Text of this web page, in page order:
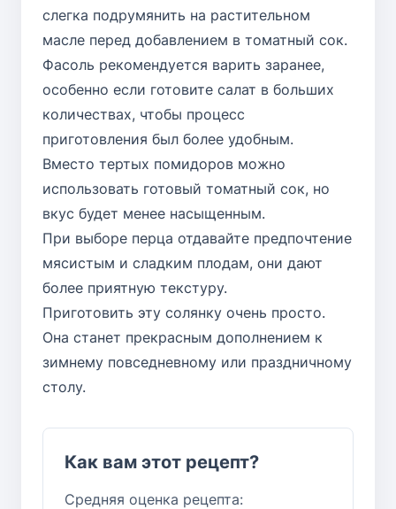
слегка подрумянить на растительном
масле перед добавлением в томатный сок.
Фасоль рекомендуется варить заранее,
особенно если готовите салат в больших
количествах, чтобы процесс
приготовления был более удобным.
Вместо тертых помидоров можно
использовать готовый томатный сок, но
вкус будет менее насыщенным.
При выборе перца отдавайте предпочтение
мясистым и сладким плодам, они дают
более приятную текстуру.
Приготовить эту солянку очень просто.
Она станет прекрасным дополнением к
зимнему повседневному или праздничному
столу.
Как вам этот рецепт?
Средняя оценка рецепта: